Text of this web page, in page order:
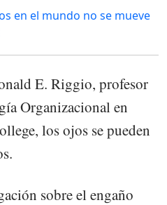
en el mundo no se mueve
E. Riggio, profesor
Organizacional en
los ojos se pueden
sobre el engaño